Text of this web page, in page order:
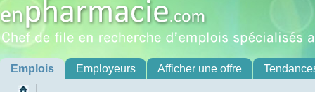
Emplois Employeurs Afficher une offre